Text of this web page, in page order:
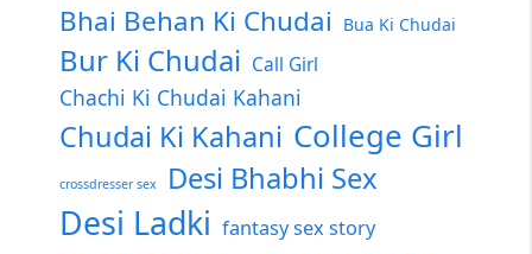
Bhai Behan Ki Chudai Bua Ki Chudai
Bur Ki Chudai Call Girl
Chachi Ki Chudai Kahani
Chudai Ki Kahani College Girl
crossdresser sex Desi Bhabhi Sex
Desi Ladki fantasy sex story